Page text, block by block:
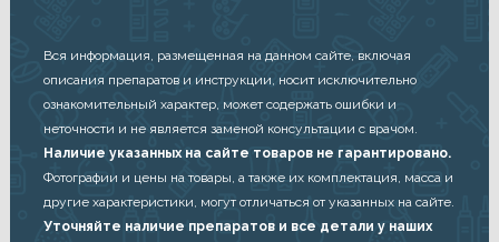
Вся информация, размещенная на данном сайте, включая
описания препаратов и инструкции, носит исключительно
ознакомительный характер, может содержать ошибки и
неточности и не является заменой консультации с врачом.
Наличие указанных на сайте товаров не гарантировано.
Фотографии и цены на товары, а также их комплектация, масса и
другие характеристики, могут отличаться от указанных на сайте.
Уточняйте наличие препаратов и все детали у наших